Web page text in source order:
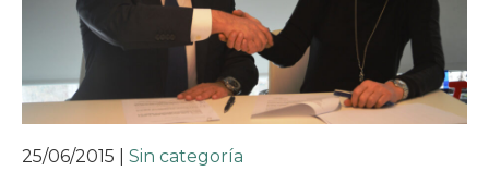
25/06/2015 Sin categoría